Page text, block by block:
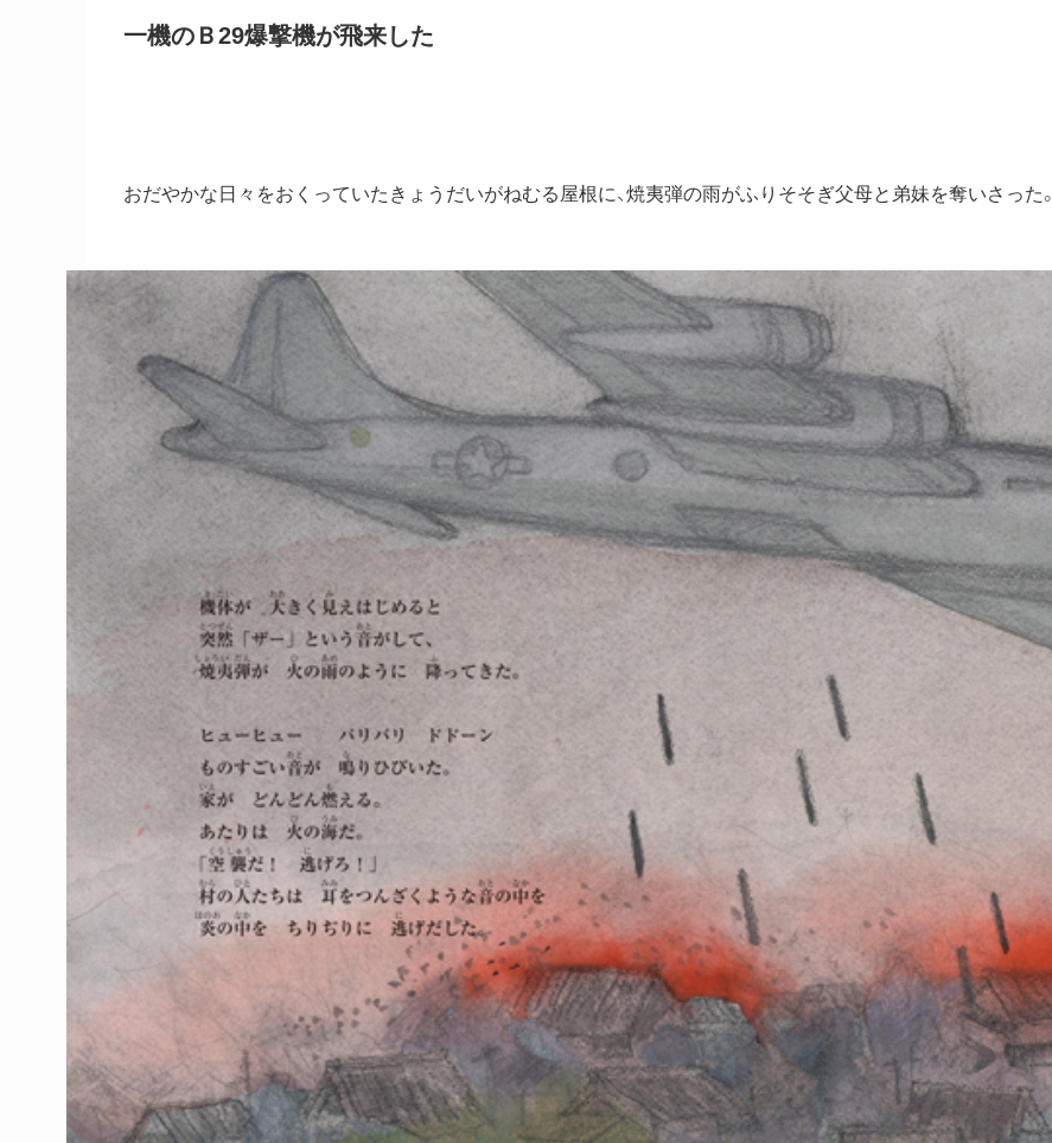
一機のＢ29爆撃機が飛来した
おだやかな日々をおくっていたきょうだいがねむる屋根に、焼夷弾の雨がふりそそぎ父母と弟妹を奪いさった。